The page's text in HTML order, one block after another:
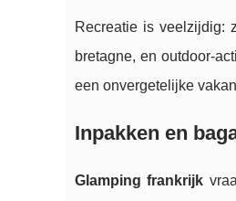
Recreatie is veelzijdig:
bretagne, en outdoor-
een onvergetelijke
Inpakken en
Glamping frankrijk